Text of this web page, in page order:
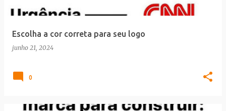
Escolha a cor correta para seu logo
junho 21, 2024
0